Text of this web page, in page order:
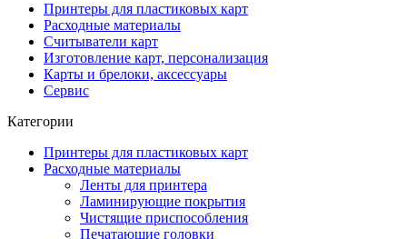
Принтеры для пластиковых карт
Расходные материалы
Считыватели карт
Изготовление карт, персонализация
Карты и брелоки, аксессуары
Сервис
Категории
Принтеры для пластиковых карт
Расходные материалы
Ленты для принтера
Ламинирующие покрытия
Чистящие приспособления
Печатающие головки